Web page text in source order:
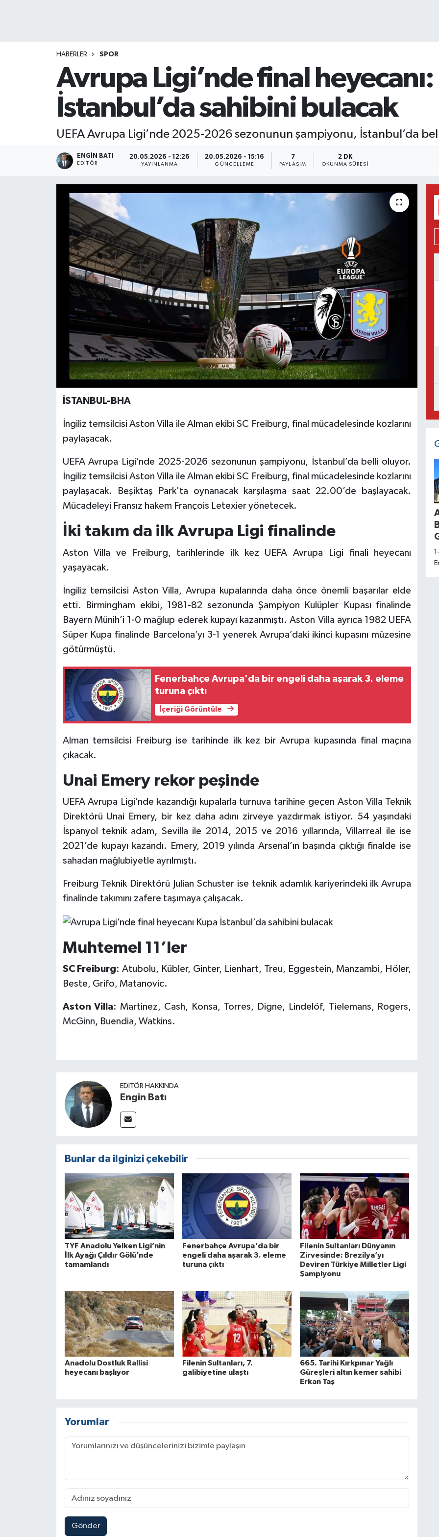
HABERLER SPOR
Avrupa Ligi’nde final
İstanbul’da sahibini bulacak
UEFA Avrupa Ligi’nde 2025-2026 sezonunun şampiyonu, İstanbul’da
ENGIN BATI
EDITÖR
20.05.2026 - 12:26
YAYINLANMA
20.05.2026 - 15:16
GÜNCELLEME
7
PAYLAŞIM
2 DK
OKUNMA SÜRESI
İSTANBUL-BHA
İngiliz temsilcisi Aston Villa ile Alman ekibi SC Freiburg, final mücadelesinde kozlarını
paylaşacak.
UEFA Avrupa Ligi’nde 2025-2026 sezonunun şampiyonu, İstanbul’da belli oluyor.
İngiliz temsilcisi Aston Villa ile Alman ekibi SC Freiburg, final mücadelesinde kozlarını
paylaşacak. Beşiktaş Park'ta oynanacak karşılaşma saat 22.00’de başlayacak.
Mücadeleyi Fransız hakem François Letexier yönetecek.
İki takım da ilk Avrupa Ligi finalinde
Aston Villa ve Freiburg, tarihlerinde ilk kez UEFA Avrupa Ligi finali heyecanı
yaşayacak.
İngiliz temsilcisi Aston Villa, Avrupa kupalarında daha önce önemli başarılar elde
etti. Birmingham ekibi, 1981-82 sezonunda Şampiyon Kulüpler Kupası finalinde
Bayern Münih’i 1-0 mağlup ederek kupayı kazanmıştı. Aston Villa ayrıca 1982 UEFA
Süper Kupa finalinde Barcelona’yı 3-1 yenerek Avrupa’daki ikinci kupasını müzesine
götürmüştü.
Fenerbahçe Avrupa'da bir engeli daha aşarak 3. eleme
turuna çıktı
İçeriği Görüntüle
Alman temsilcisi Freiburg ise tarihinde ilk kez bir Avrupa kupasında final maçına
çıkacak.
Unai Emery rekor peşinde
UEFA Avrupa Ligi’nde kazandığı kupalarla turnuva tarihine geçen Aston Villa Teknik
Direktörü Unai Emery, bir kez daha adını zirveye yazdırmak istiyor. 54 yaşındaki
İspanyol teknik adam, Sevilla ile 2014, 2015 ve 2016 yıllarında, Villarreal ile ise
2021’de kupayı kazandı. Emery, 2019 yılında Arsenal’ın başında çıktığı finalde ise
sahadan mağlubiyetle ayrılmıştı.
Freiburg Teknik Direktörü Julian Schuster ise teknik adamlık kariyerindeki ilk Avrupa
finalinde takımını zafere taşımaya çalışacak.
Muhtemel 11’ler
SC Freiburg: Atubolu, Kübler, Ginter, Lienhart, Treu, Eggestein, Manzambi, Höler,
Beste, Grifo, Matanovic.
Aston Villa: Martinez, Cash, Konsa, Torres, Digne, Lindelöf, Tielemans, Rogers,
McGinn, Buendia, Watkins.
EDITÖR HAKKINDA
Engin Batı
Bunlar da ilginizi çekebilir
TYF Anadolu Yelken Ligi’nin
İlk Ayağı Çıldır Gölü’nde
tamamlandı
Fenerbahçe Avrupa'da bir
engeli daha aşarak 3. eleme
turuna çıktı
Filenin Sultanları Dünyanın
Zirvesinde: Brezilya’yı
Deviren Türkiye Milletler Ligi
Şampiyonu
Anadolu Dostluk Rallisi
heyecanı başlıyor
Filenin Sultanları, 7.
galibiyetine ulaştı
665. Tarihi Kırkpınar Yağlı
Güreşleri altın kemer sahibi
Erkan Taş
Yorumlar
Gönder